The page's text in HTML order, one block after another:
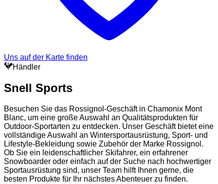
Uns auf der Karte finden
Händler
Snell Sports
Besuchen Sie das Rossignol-Geschäft in Chamonix Mont
Blanc, um eine große Auswahl an Qualitätsprodukten für
Outdoor-Sportarten zu entdecken. Unser Geschäft bietet eine
vollständige Auswahl an Wintersportausrüstung, Sport- und
Lifestyle-Bekleidung sowie Zubehör der Marke Rossignol.
Ob Sie ein leidenschaftlicher Skifahrer, ein erfahrener
Snowboarder oder einfach auf der Suche nach hochwertiger
Sportausrüstung sind, unser Team hilft Ihnen gerne, die
besten Produkte für Ihr nächstes Abenteuer zu finden.